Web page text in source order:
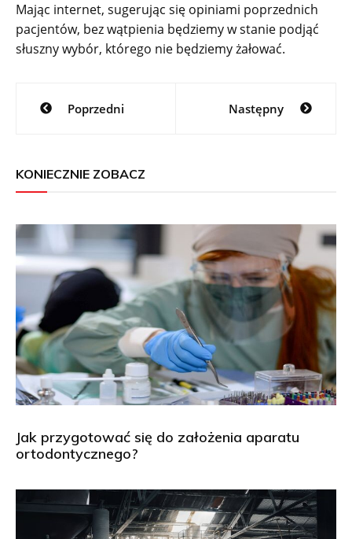
Mając internet, sugerując się opiniami poprzednich
pacjentów, bez wątpienia będziemy w stanie podjąć
słuszny wybór, którego nie będziemy żałować.
Nawigacja
wpisuPoprzedni Następny
KONIECZNIE ZOBACZ
Jak przygotować się do założenia aparatu
ortodontycznego?